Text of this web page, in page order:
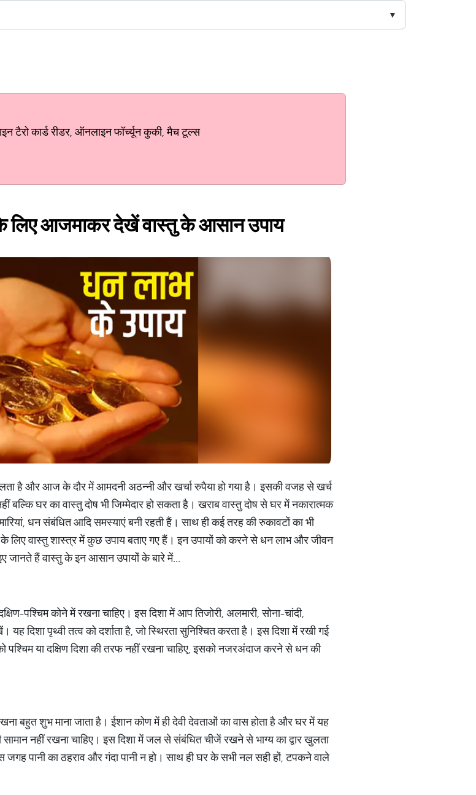
कार्ड रीडर, ऑनलाइन फॉर्च्यून कुकी, मैच टूल्स
लिए आजमाकर देखें वास्तु के आसान उपाय
है और आज के दौर में आमदनी अठन्नी और खर्चा रुपैया हो गया है। इसकी वजह से खर्च
घर का वास्तु दोष भी जिम्मेदार हो सकता है। खराब वास्तु दोष से घर में नकारात्मक
धन संबंधित आदि समस्याएं बनी रहती हैं। साथ ही कई तरह की रुकावटों का भी
लिए वास्तु शास्त्र में कुछ उपाय बताए गए हैं। इन उपायों को करने से धन लाभ और जीवन
जानते हैं वास्तु के इन आसान उपायों के बारे में...
पश्चिम कोने में रखना चाहिए। इस दिशा में आप तिजोरी, अलमारी, सोना-चांदी,
दिशा पृथ्वी तत्व को दर्शाता है, जो स्थिरता सुनिश्चित करता है। इस दिशा में रखी गई
या दक्षिण दिशा की तरफ नहीं रखना चाहिए, इसको नजरअंदाज करने से धन की
बहुत शुभ माना जाता है। ईशान कोण में ही देवी देवताओं का वास होता है और घर में यह
सामान नहीं रखना चाहिए। इस दिशा में जल से संबंधित चीजें रखने से भाग्य का द्वार खुलता
पानी का ठहराव और गंदा पानी न हो। साथ ही घर के सभी नल सही हों, टपकने वाले